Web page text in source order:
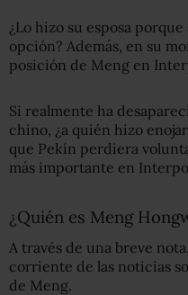
¿Lo hizo su esposa
opción? Además, en su
posición de Meng en
Si realmente ha
chino, ¿a quién hizo
que Pekín perdiera
más importante en
¿Quién es Meng
A través de una breve
corriente de las noticias
de Meng.